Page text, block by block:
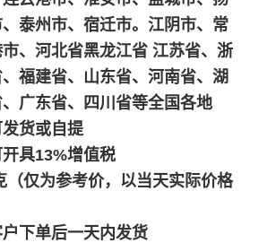
泰州市、宿迁市。江阴市、常
、河北省黑龙江省 江苏省、浙
福建省、山东省、河南省、湖
广东省、四川省等全国各地
货或自提
具13%增值税
（仅为参考价，以当天实际价格
下单后一天内发货